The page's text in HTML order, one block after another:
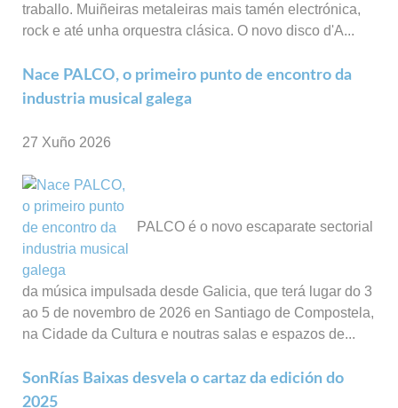
traballo. Muiñeiras metaleiras mais tamén electrónica,
rock e até unha orquestra clásica. O novo disco d'A...
Nace PALCO, o primeiro punto de encontro da
industria musical galega
27 Xuño 2026
PALCO é o novo escaparate sectorial
da música impulsada desde Galicia, que terá lugar do 3
ao 5 de novembro de 2026 en Santiago de Compostela,
na Cidade da Cultura e noutras salas e espazos de...
SonRías Baixas desvela o cartaz da edición do
2025